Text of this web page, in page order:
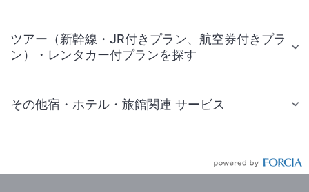
ツアー（新幹線・JR付きプラン、航空券付きプラ
ン）・レンタカー付プランを探す
その他宿・ホテル・旅館関連 サービス